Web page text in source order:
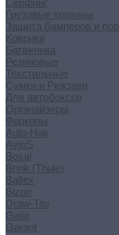
Грузовые корзины
Защита бамперов и
Коврики
Багажника
Резиновые
Текстильные
Сумки и Рюкзаки
Для автобоксов
Органайзеры
Фаркопы
Auto-Hak
AvtoS
Bosal
Brink (Thule)
Baltex
Bizon
Draw-Tite
Galia
Garant